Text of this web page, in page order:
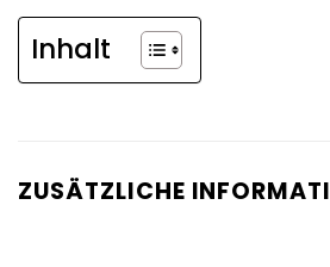
Inhalt
ZUSÄTZLICHE